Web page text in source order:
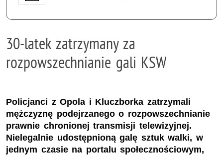
30-latek zatrzymany za
rozpowszechnianie gali KSW
Policjanci z Opola i Kluczborka zatrzymali
mężczyznę podejrzanego o rozpowszechnianie
prawnie chronionej transmisji telewizyjnej.
Nielegalnie udostępnioną galę sztuk walki, w
jednym czasie na portalu społecznościowym,